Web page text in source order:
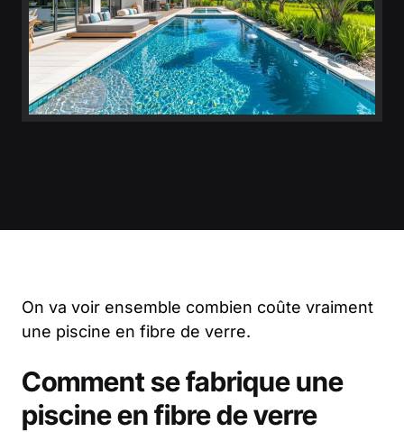
On va voir ensemble combien coûte vraiment
une piscine en fibre de verre.
Comment se fabrique une
piscine en fibre de verre